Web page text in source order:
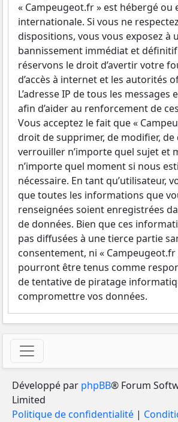
« Campeugeot.fr » est hébergé ou
internationale. Si vous ne
dispositions, vous vous exposez à
bannissement immédiat et
réservons le droit d’avertir votre
d’accès à internet et les autorités
L’adresse IP de tous les messages
afin d’aider au renforcement de
Vous acceptez le fait que «
droit de supprimer, de modifier, de
verrouiller n’importe quel sujet et
n’importe quel moment si nous
nécessaire. En tant qu’utilisateur,
que toutes les informations que
renseignées soient enregistrées
de données. Bien que ces
pas diffusées à une tierce partie
consentement, ni « Campeugeot.fr
pourront être tenus comme
de tentative de piratage
compromettre vos données.
Développé par phpBB® Forum
Limited
Politique de confidentialité |